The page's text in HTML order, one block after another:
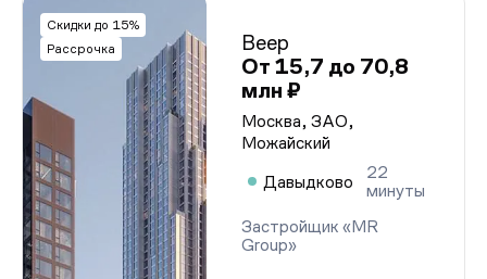
Скидки до 15%
Рассрочка
Веер
От 15,7 до 70,8
млн ₽
Москва, ЗАО,
Можайский
Давыдково
22
минуты
Застройщик «MR
Group»